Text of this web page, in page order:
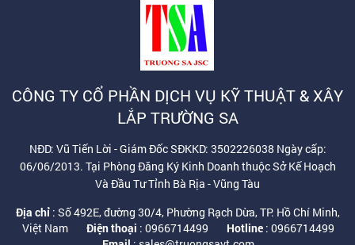
CÔNG TY CỔ PHẦN DỊCH VỤ KỸ THUẬT & XÂY
LẮP TRƯỜNG SA
NĐD: Vũ Tiến Lời - Giám Đốc SĐKKD: 3502226038 Ngày cấp:
06/06/2013. Tại Phòng Đăng Ký Kinh Doanh thuộc Sở Kế Hoạch
Và Đầu Tư Tỉnh Bà Rịa - Vũng Tàu
Địa chỉ : Số 492E, đường 30/4, Phường Rạch Dừa, TP. Hồ Chí Minh,
Việt Nam
Điện thoại : 0966714499 Hotline: 0966714499